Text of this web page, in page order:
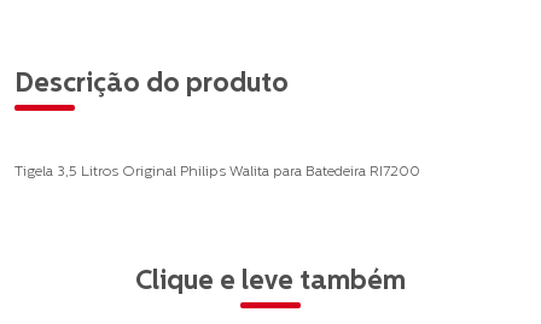
Descrição do produto
Tigela 3,5 Litros Original Philips Walita para Batedeira RI7200
Clique e leve também